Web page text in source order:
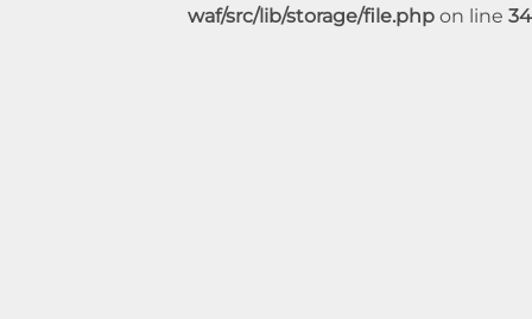
waf/src/lib/storage/file.phpon